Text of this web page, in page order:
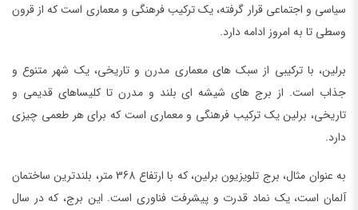
سیاسی و اجتماعی قرار گرفته، یک ترکیب فرهنگی و معماری است که از قرون
وسطی تا به امروز ادامه دارد.
برلین، با ترکیبی از سبک های معماری مدرن و تاریخی، یک شهر متنوع و
جذاب است. از برج های شیشه ای بلند و مدرن تا کلیساهای قدیمی و
تاریخی، برلین یک ترکیب فرهنگی و معماری است که برای هر طعمی چیزی
دارد.
به عنوان مثال، برج تلویزیون برلین، که با ارتفاع 368 متر، بلندترین ساختمان
آلمان است، یک نماد قدرت و پیشرفت فناوری است. این برج، که در سال